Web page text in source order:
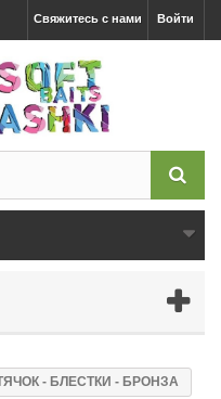
Войти
Свяжитесь с нами
- БЛЕСТКИ - БРОНЗА